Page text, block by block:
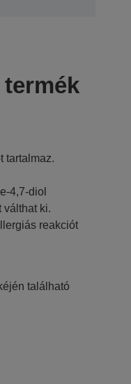
tartalmaz.
4,7-diol
válthat ki.
reakciót
található